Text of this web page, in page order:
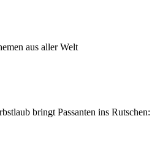
aus aller Welt
bringt Passanten ins